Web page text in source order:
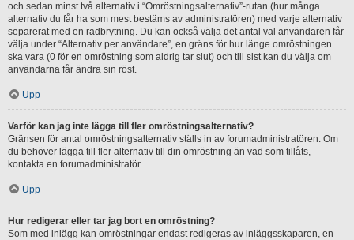
och sedan minst två alternativ i “Omröstningsalternativ”-rutan (hur många
alternativ du får ha som mest bestäms av administratören) med varje alternativ
separerat med en radbrytning. Du kan också välja det antal val användaren får
välja under “Alternativ per användare”, en gräns för hur länge omröstningen
ska vara (0 för en omröstning som aldrig tar slut) och till sist kan du välja om
användarna får ändra sin röst.
Upp
Varför kan jag inte lägga till fler omröstningsalternativ?
Gränsen för antal omröstningsalternativ ställs in av forumadministratören. Om
du behöver lägga till fler alternativ till din omröstning än vad som tillåts,
kontakta en forumadministratör.
Upp
Hur redigerar eller tar jag bort en omröstning?
Som med inlägg kan omröstningar endast redigeras av inläggsskaparen, en